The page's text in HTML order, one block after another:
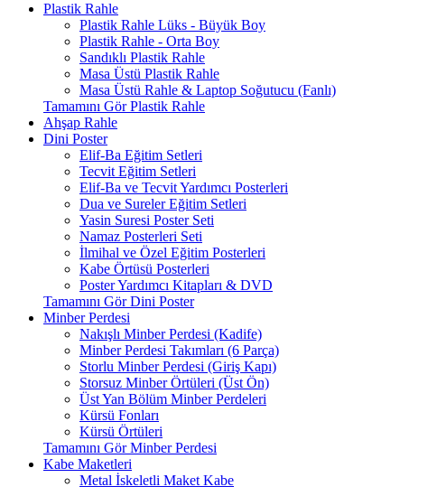
Plastik Rahle
Plastik Rahle Lüks - Büyük Boy
Plastik Rahle - Orta Boy
Sandıklı Plastik Rahle
Masa Üstü Plastik Rahle
Masa Üstü Rahle & Laptop Soğutucu (Fanlı)
Tamamını Gör Plastik Rahle
Ahşap Rahle
Dini Poster
Elif-Ba Eğitim Setleri
Tecvit Eğitim Setleri
Elif-Ba ve Tecvit Yardımcı Posterleri
Dua ve Sureler Eğitim Setleri
Yasin Suresi Poster Seti
Namaz Posterleri Seti
İlmihal ve Özel Eğitim Posterleri
Kabe Örtüsü Posterleri
Poster Yardımcı Kitapları & DVD
Tamamını Gör Dini Poster
Minber Perdesi
Nakışlı Minber Perdesi (Kadife)
Minber Perdesi Takımları (6 Parça)
Storlu Minber Perdesi (Giriş Kapı)
Storsuz Minber Örtüleri (Üst Ön)
Üst Yan Bölüm Minber Perdeleri
Kürsü Fonları
Kürsü Örtüleri
Tamamını Gör Minber Perdesi
Kabe Maketleri
Metal İskeletli Maket Kabe